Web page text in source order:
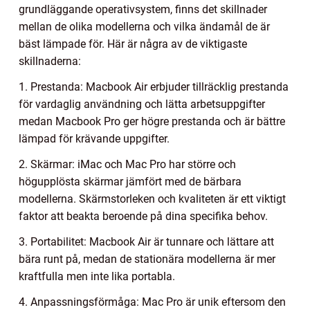
grundläggande operativsystem, finns det skillnader
mellan de olika modellerna och vilka ändamål de är
bäst lämpade för. Här är några av de viktigaste
skillnaderna:
1. Prestanda: Macbook Air erbjuder tillräcklig prestanda
för vardaglig användning och lätta arbetsuppgifter
medan Macbook Pro ger högre prestanda och är bättre
lämpad för krävande uppgifter.
2. Skärmar: iMac och Mac Pro har större och
högupplösta skärmar jämfört med de bärbara
modellerna. Skärmstorleken och kvaliteten är ett viktigt
faktor att beakta beroende på dina specifika behov.
3. Portabilitet: Macbook Air är tunnare och lättare att
bära runt på, medan de stationära modellerna är mer
kraftfulla men inte lika portabla.
4. Anpassningsförmåga: Mac Pro är unik eftersom den